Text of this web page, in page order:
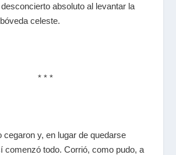
absoluto al levantar la
celeste.
* * *
cegaron y, en lugar de quedarse
comenzó todo. Corrió, como pudo, a